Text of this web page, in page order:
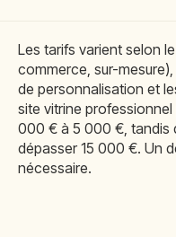
Les tarifs varient selon
commerce, sur-
de personnalisation et
site vitrine
000 € à 5 000 €, tandis
dépasser 15 000 €. Un
nécessaire.